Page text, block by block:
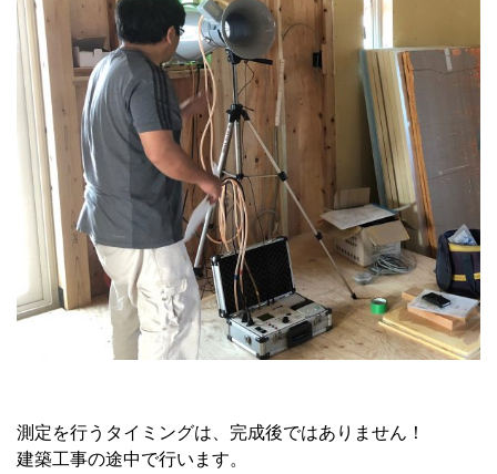
測定を行うタイミングは、完成後ではありません！
建築工事の途中で行います。